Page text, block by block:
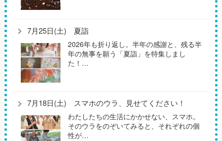
7月25日(土) 夏詣
2026年も折り返し。半年の感謝と、残る半
年の無事を願う「夏詣」を特集しまし
た！…
7月18日(土) スマホのウラ、見せてください！
わたしたちの生活にかかせない、スマホ。
そのウラをのぞいてみると、それぞれの個
性が…